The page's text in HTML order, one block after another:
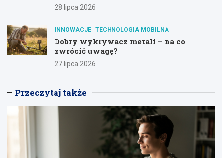
28 lipca 2026
INNOWACJE TECHNOLOGIA MOBILNA
Dobry wykrywacz metali – na co
zwrócić uwagę?
27 lipca 2026
Przeczytaj także